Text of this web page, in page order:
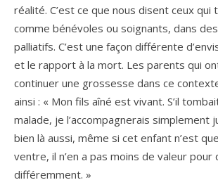
réalité. C’est ce que nous disent ceux qui
comme bénévoles ou soignants, dans
palliatifs. C’est une façon différente
et le rapport à la mort. Les parents qui
continuer une grossesse dans ce
ainsi : « Mon fils aîné est vivant. S’il
malade, je l’accompagnerais simplement
bien là aussi, même si cet enfant n’est
ventre, il n’en a pas moins de valeur pour
différemment. »